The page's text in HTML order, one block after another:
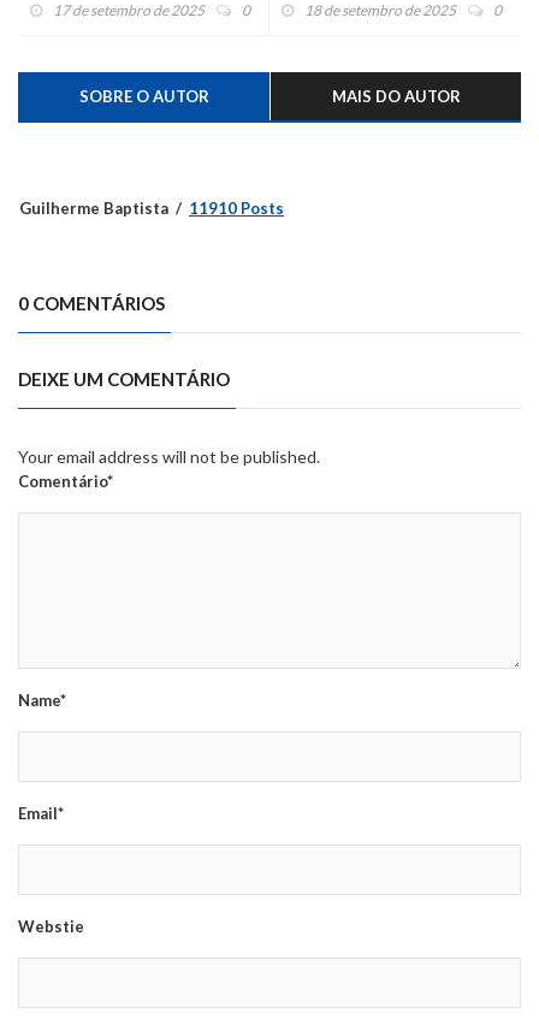
17 de setembro de 2025 0 18 de setembro de 2025 0
SOBRE O AUTOR MAIS DO AUTOR
Guilherme Baptista 11910 Posts
0 COMENTÁRIOS
DEIXE UM COMENTÁRIO
Your email address will not be published.
Comentário*
Name*
Email*
Webstie